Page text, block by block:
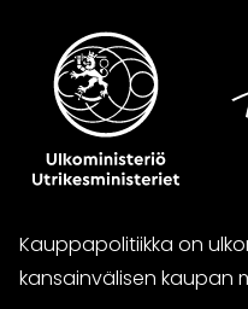
Kauppapolitiikka on
kansainvälisen kaupan